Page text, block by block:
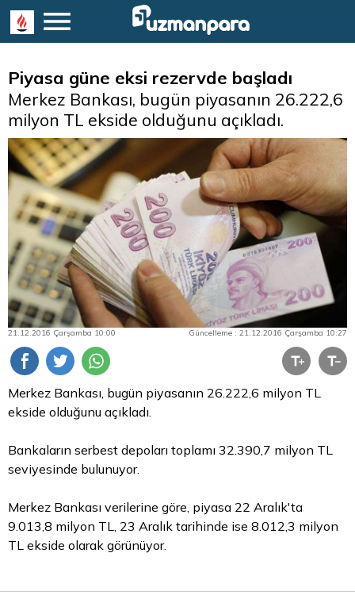
Piyasa güne eksi rezervde başladı
Merkez Bankası, bugün piyasanın 26.222,6
milyon TL ekside olduğunu açıkladı.
21.12.2016 Çarşamba 10:00 Güncelleme : 21.12.2016 Çarşamba 10:27
Merkez Bankası, bugün piyasanın 26.222,6 milyon TL
ekside olduğunu açıkladı.
Bankaların serbest depoları toplamı 32.390,7 milyon TL
seviyesinde bulunuyor.
Merkez Bankası verilerine göre, piyasa 22 Aralık'ta
9.013,8 milyon TL, 23 Aralık tarihinde ise 8.012,3 milyon
TL ekside olarak görünüyor.